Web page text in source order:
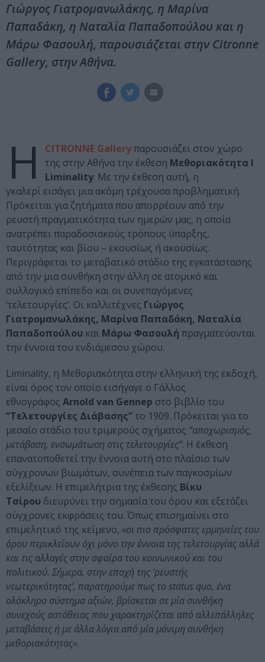
Γιώργος Γιατρομανωλάκης, η Μαρίνα
Παπαδάκη, η Ναταλία Παπαδοπούλου και η
Μάρω Φασουλή, παρουσιάζεται στην Citronne
Gallery, στην Αθήνα.
Η CITROΝΝΕ Galleryπαρουσιάζει στον χώρο
της στην Αθήνα την έκθεση Μεθοριακότητα Ι
Liminality. Με την έκθεση αυτή, η
γκαλερί εισάγει μια ακόμη τρέχουσα προβληματική.
Πρόκειται για ζητήματα που απορρέουν από την
ρευστή πραγματικότητα των ημερών μας, η οποία
ανατρέπει παραδοσιακούς τρόπους ύπαρξης,
ταυτότητας και βίου – εκουσίως ή ακουσίως.
Περιγράφεται το μεταβατικό στάδιο της εγκατάστασης
από την μια συνθήκη στην άλλη σε ατομικό και
συλλογικό επίπεδο και οι συνεπαγόμενες
‘τελετουργίες’. Οι καλλιτέχνες Γιώργος
Γιατρoμανωλάκης, Μαρίνα Παπαδάκη, Ναταλία
Παπαδοπούλου και Μάρω Φασουλή πραγματεύονται
την έννοια του ενδιάμεσου χώρου.
Liminality, η Μεθοριακότητα στην ελληνική της εκδοχή,
είναι όρος τον οποίο εισήγαγε ο Γάλλος
εθνογράφος Arnold van Gennep στο βιβλίο του
“Τελετουργίες Διάβασης” το 1909. Πρόκειται για το
μεσαίο στάδιο του τριμερούς σχήματος “αποχωρισμός,
μετάβαση, ενσωμάτωση στις τελετουργίες”. Η έκθεση
επανατοποθετεί την έννοια αυτή στο πλαίσιο των
σύγχρονων βιωμάτων, συνέπεια των παγκοσμίων
εξελίξεων. Η επιμελήτρια της έκθεσης Βίκυ
Τσίρου διευρύνει την σημασία του όρου και εξετάζει
σύγχρονες εκφράσεις του. Όπως επισημαίνει στο
επιμελητικό της κείμενο, «οι πιο πρόσφατες ερμηνείες του
όρου περικλείουν όχι μόνο την έννοια της τελετουργίας αλλά
και τις αλλαγές στην σφαίρα του κοινωνικού και του
πολιτικού. Σήμερα, στην εποχή της ‘ρευστής
νεωτερικότητας’, παρατηρούμε πως το status quo, ένα
ολόκληρο σύστημα αξιών, βρίσκεται σε μία συνθήκη
συνεχούς αστάθειας που χαρακτηρίζεται από αλλεπάλληλες
μεταβάσεις ή με άλλα λόγια από μία μόνιμη συνθήκη
μεθοριακότητας».